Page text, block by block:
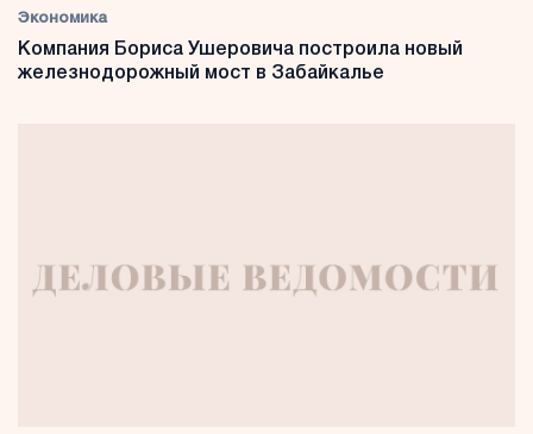
Экономика
Компания Бориса Ушеровича построила новый
железнодорожный мост в Забайкалье